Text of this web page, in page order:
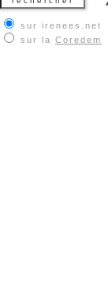
sur irenees.net
sur la Coredem